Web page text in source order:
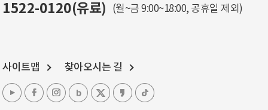
1522-0120(유료) (월~금 9:00~18:00, 공휴일 제외)
사이트맵 찾아오시는 길